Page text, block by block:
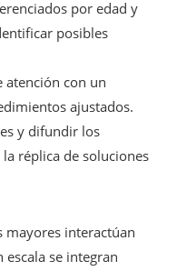
por edad y
posibles
atención con un
ajustados.
y difundir los
réplica de soluciones
mayores interactúan
escala se integran